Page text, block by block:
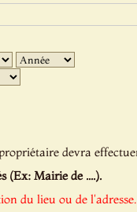
Jour
devra
(Ex: Mairie de ....).
du lieu ou de l'adresse.